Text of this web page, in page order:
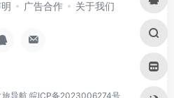
广告合作 关于我们
旅导航 皖ICP备2023006274号